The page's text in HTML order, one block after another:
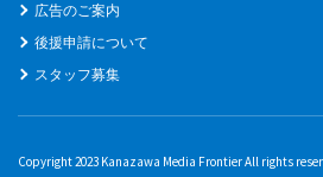
広告のご案内
後援申請について
スタッフ募集
Copyright 2023 Kanazawa Media Frontier All rights